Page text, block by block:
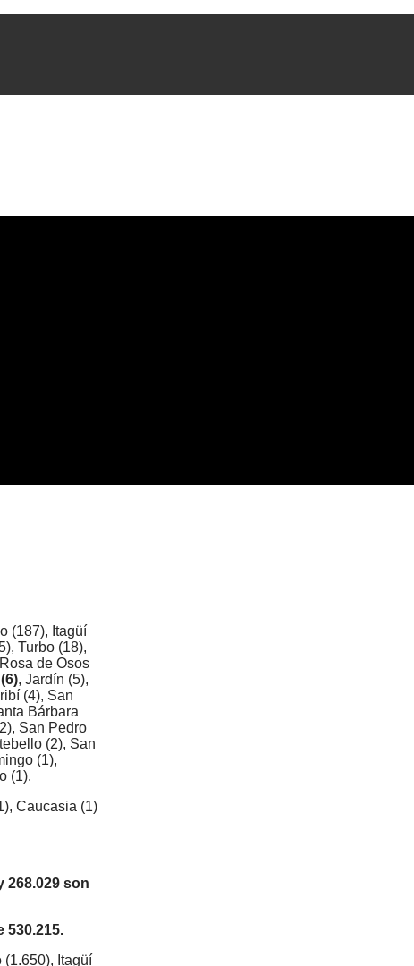
(187), Itagüí
Turbo (18),
de Osos
, Jardín (5),
(4), San
Bárbara
San Pedro
(2), San
(1),
(1).
Caucasia (1)
268.029 son
530.215.
Itagüí